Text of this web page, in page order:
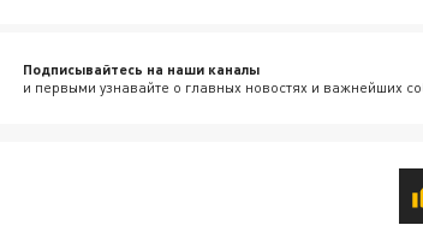
Подписывайтесь на наши каналы
и первыми узнавайте о главных новостях и важнейших